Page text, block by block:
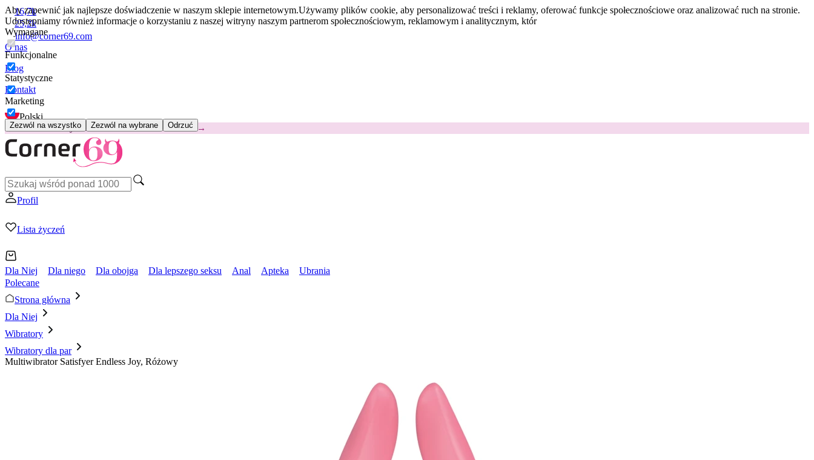
Aby zapewnić jak najlepsze doświadczenie w naszym sklepie internetowym.Używamy plików cookie, aby personalizować treści i reklamy, oferować funkcje społecznościowe oraz analizować ruch na stronie.
Udostępniamy również informacje o korzystaniu z naszej witryny naszym partnerom społecznościowym, reklamowym i analitycznym, któr
Wymagane
Funkcjonalne
Statystyczne
Marketing
Zezwól na wszystko Zezwól na wybrane Odrzuć
16,7k
25,2k
info@corner69.com
O nas
Blog
Kontakt
Polski
😽Svakom Klitty: 65 zł TANIEJKod: KLITTY →
Profil
Lista życzeń
Dla Niej Dla niego Dla obojga Dla lepszego seksu Anal Apteka
Ubrania
Polecane
Strona główna
Dla Niej
Wibratory
Wibratory dla par
Multiwibrator Satisfyer Endless Joy, Różowy